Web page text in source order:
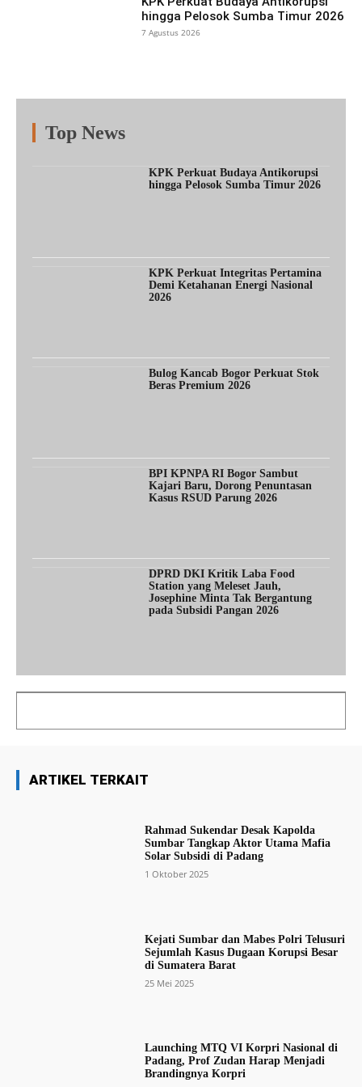
hingga Pelosok Sumba Timur 2026
7 Agustus 2026
Top News
KPK Perkuat Budaya Antikorupsi
hingga Pelosok Sumba Timur 2026
KPK Perkuat Integritas Pertamina
Demi Ketahanan Energi Nasional
2026
Bulog Kancab Bogor Perkuat Stok
Beras Premium 2026
BPI KPNPA RI Bogor Sambut
Kajari Baru, Dorong Penuntasan
Kasus RSUD Parung 2026
DPRD DKI Kritik Laba Food
Station yang Meleset Jauh,
Josephine Minta Tak Bergantung
pada Subsidi Pangan 2026
ARTIKEL TERKAIT
Rahmad Sukendar Desak Kapolda
Sumbar Tangkap Aktor Utama Mafia
Solar Subsidi di Padang
1 Oktober 2025
Kejati Sumbar dan Mabes Polri Telusuri
Sejumlah Kasus Dugaan Korupsi Besar
di Sumatera Barat
25 Mei 2025
Launching MTQ VI Korpri Nasional di
Padang, Prof Zudan Harap Menjadi
Brandingnya Korpri